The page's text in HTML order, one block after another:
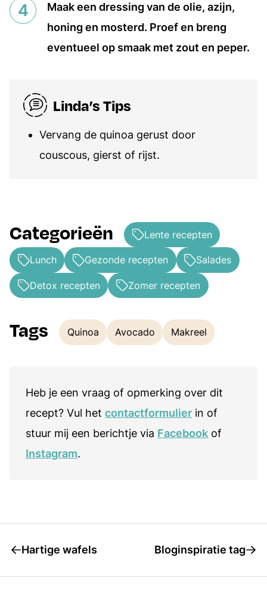
Maak een dressing van de olie, azijn,
honing en mosterd. Proef en breng
eventueel op smaak met zout en peper.
Linda’s Tips
Vervang de quinoa gerust door
couscous, gierst of rijst.
Categorieën Lente recepten
Lunch Gezonde recepten Salades
Detox recepten Zomer recepten
Tags
Tags
Quinoa Avocado Makreel
Heb je een vraag of opmerking over dit
recept? Vul het contactformulier in of
stuur mij een berichtje via Facebook of
Instagram.
Hartige wafels Bloginspiratie tag